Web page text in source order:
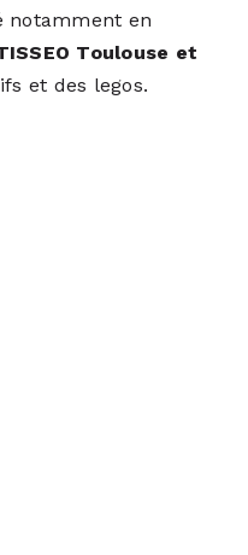
notamment en
Toulouse et
et des legos.